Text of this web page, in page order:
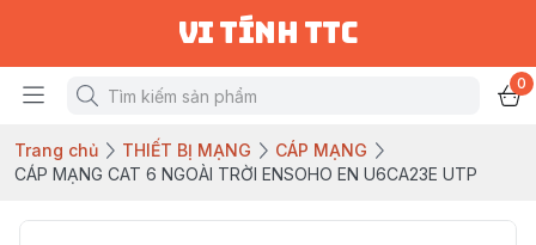
vi tính ttc
0
Trang chủ THIẾT BỊ MẠNG
CÁP MẠNG
CÁP MẠNG CAT 6 NGOÀI TRỜI ENSOHO EN U6CA23E UTP